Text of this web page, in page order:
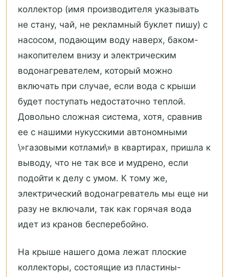
коллектор (имя производителя указывать
не стану, чай, не рекламный буклет пишу) с
насосом, подающим воду наверх, баком-
накопителем внизу и электрическим
водонагревателем, который можно
включать при случае, если вода с крыши
будет поступать недостаточно теплой.
Довольно сложная система, хотя, сравнив
ее с нашими нукусскими автономными
\»газовыми котлами\» в квартирах, пришла к
выводу, что не так все и мудрено, если
подойти к делу с умом. К тому же,
электрический водонагреватель мы еще ни
разу не включали, так как горячая вода
идет из кранов бесперебойно.
На крыше нашего дома лежат плоские
коллекторы, состоящие из пластины-